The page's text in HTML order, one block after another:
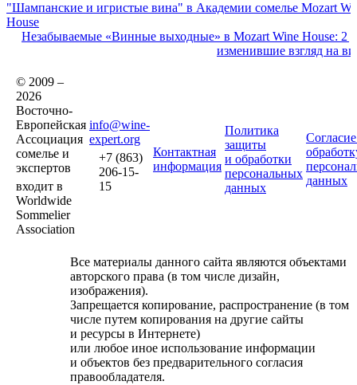
"Шампанские и игристые вина" в Академии сомелье Mozart
House
Незабываемые «Винные выходные» в Mozart Wine House: 2
изменившие взгляд на
© 2009 –
2026
Восточно-
Европейская
Ассоциация
сомелье и
экспертов
входит в
Worldwide
Sommelier
Association
info@wine-
expert.org
+7 (863)
206-15-
15
Контактная
информация
Политика
защиты
и обработки
персональных
данных
данных
Все материалы данного сайта являются объектами
авторского права (в том числе дизайн,
изображения).
Запрещается копирование, распространение (в том
числе путем копирования на другие сайты
и ресурсы в Интернете)
или любое иное использование информации
и объектов без предварительного согласия
правообладателя.